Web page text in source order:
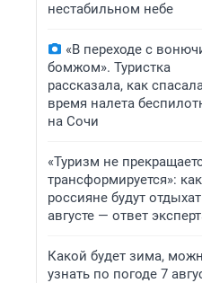
нестабильном небе
«В переходе с
бомжом». Туристка
рассказала, как
время налета
на Сочи
«Туризм не
трансформируется»: как
россияне будут
августе — ответ
Какой будет зима,
узнать по погоде 7